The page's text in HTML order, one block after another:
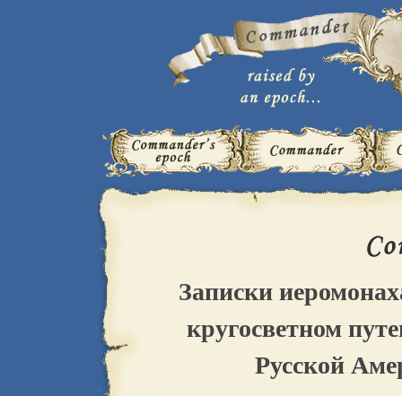
Записки
кругосветном
Русской